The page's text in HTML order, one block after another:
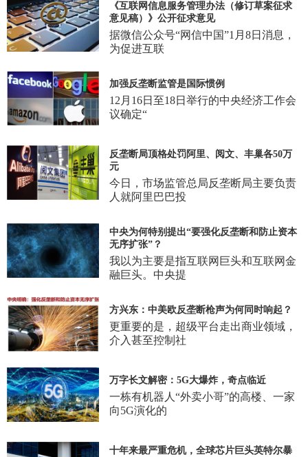
《互联网信息服务管理办法（修订草案征求
意见稿）》公开征求意见
据微信公众号“网信中国”1月8日消息，
为促进互联
加强反垄断监管是国际惯例
12月16日至18日举行的中央经济工作会
议确定“
反垄断局顶格处罚阿里、阅文、丰巢各50万
元
今日，市场监管总局反垄断局主要负责
人就阿里巴巴投
中央为何特别提出“要强化反垄断和防止资本
无序扩张”？
我以为主要是指互联网巨头和互联网金
融巨头。中央提
方兴东：中美欧反垄断枪声为何同时响起？
更重要的是，超级平台走出商业领域，
介入甚至控制社
万字长文解密：5G大爆炸，奇点临近
一栋有机器人“外卖小哥”的高楼、一家
向5G演化的
十年来最严重危机，全球芯片巨头英特尔暴